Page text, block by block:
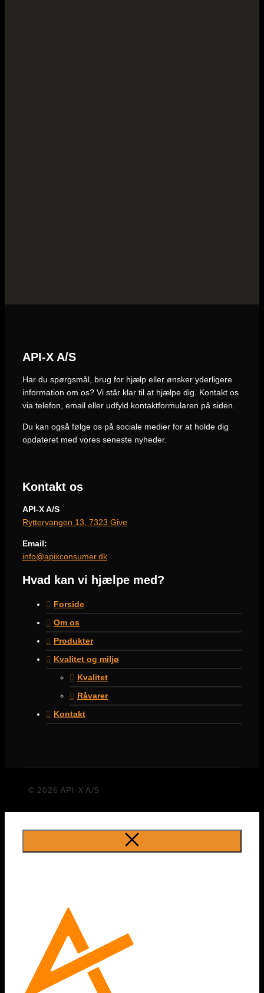
API-X A/S
Har du spørgsmål, brug for hjælp eller ønsker yderligere
information om os? Vi står klar til at hjælpe dig. Kontakt os
via telefon, email eller udfyld kontaktformularen på siden.
Du kan også følge os på sociale medier for at holde dig
opdateret med vores seneste nyheder.
Kontakt os
API-X A/S
Ryttervangen 13, 7323 Give
Email:
info@apixconsumer.dk
Hvad kan vi hjælpe med?
Forside
Om os
Produkter
Kvalitet og miljø
Kvalitet
Råvarer
Kontakt
© 2026 API-X A/S